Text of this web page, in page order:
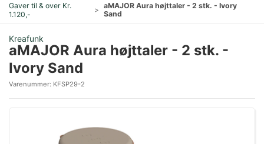
Gaver til & over Kr.
1.120,-
aMAJOR Aura højttaler - 2 stk. - Ivory
Sand
Kreafunk
aMAJOR Aura højttaler - 2 stk. -
Ivory Sand
Varenummer: KFSP29-2